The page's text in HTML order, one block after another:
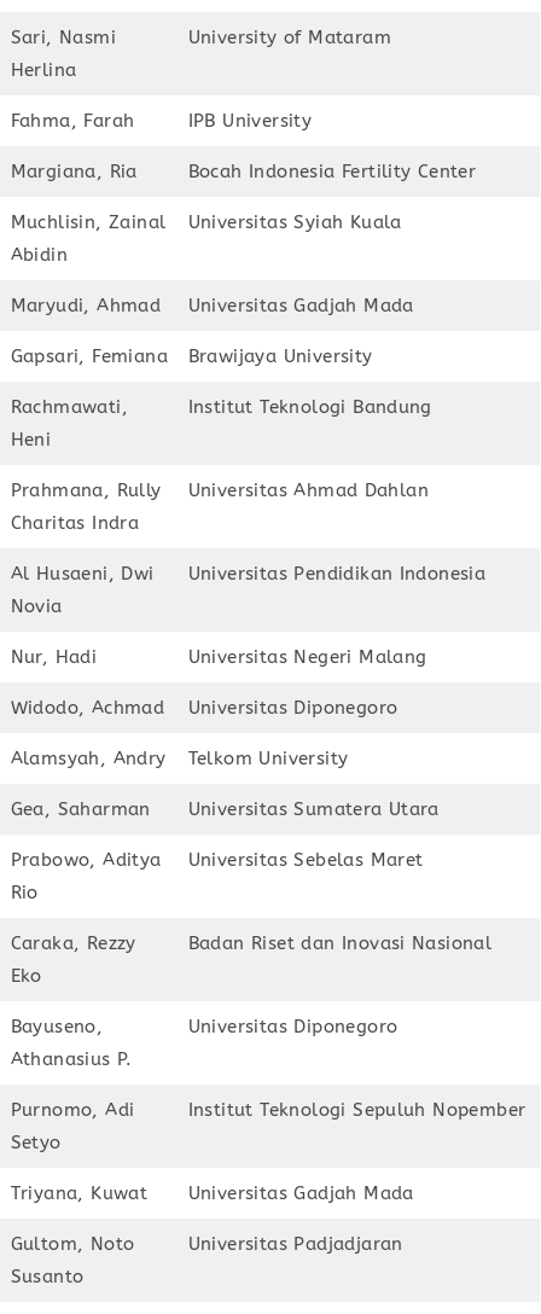
Sari, Nasmi
Herlina
University of Mataram
Fahma, Farah IPB University
Margiana, Ria Bocah Indonesia Fertility Center
Muchlisin, Zainal
Abidin
Universitas Syiah Kuala
Maryudi, Ahmad Universitas Gadjah Mada
Gapsari, Femiana Brawijaya University
Rachmawati,
Heni
Institut Teknologi Bandung
Prahmana, Rully
Charitas Indra
Universitas Ahmad Dahlan
Al Husaeni, Dwi
Novia
Universitas Pendidikan Indonesia
Nur, Hadi Universitas Negeri Malang
Widodo, Achmad Universitas Diponegoro
Alamsyah, Andry Telkom University
Gea, Saharman Universitas Sumatera Utara
Prabowo, Aditya
Rio
Universitas Sebelas Maret
Caraka, Rezzy
Eko
Badan Riset dan Inovasi Nasional
Bayuseno,
Athanasius P.
Universitas Diponegoro
Purnomo, Adi
Setyo
Institut Teknologi Sepuluh Nopember
Triyana, Kuwat Universitas Gadjah Mada
Gultom, Noto
Susanto
Universitas Padjadjaran